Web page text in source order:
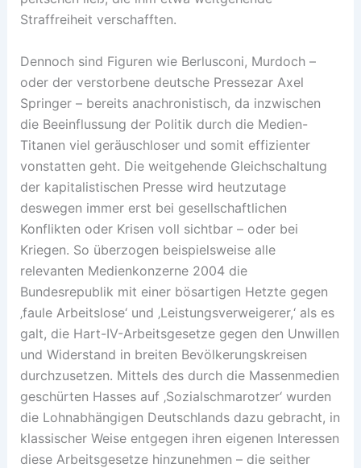
Straffreiheit verschafften.
Dennoch sind Figuren wie Berlusconi, Murdoch –
oder der verstorbene deutsche Pressezar Axel
Springer – bereits anachronistisch, da inzwischen
die Beeinflussung der Politik durch die Medien-
Titanen viel geräuschloser und somit effizienter
vonstatten geht. Die weitgehende Gleichschaltung
der kapitalistischen Presse wird heutzutage
deswegen immer erst bei gesellschaftlichen
Konflikten oder Krisen voll sichtbar – oder bei
Kriegen. So überzogen beispielsweise alle
relevanten Medienkonzerne 2004 die
Bundesrepublik mit einer bösartigen Hetzte gegen
‚faule Arbeitslose‘ und ‚Leistungsverweigerer,‘ als es
galt, die Hart-IV-Arbeitsgesetze gegen den Unwillen
und Widerstand in breiten Bevölkerungskreisen
durchzusetzen. Mittels des durch die Massenmedien
geschürten Hasses auf ‚Sozialschmarotzer‘ wurden
die Lohnabhängigen Deutschlands dazu gebracht, in
klassischer Weise entgegen ihren eigenen Interessen
diese Arbeitsgesetze hinzunehmen – die seither